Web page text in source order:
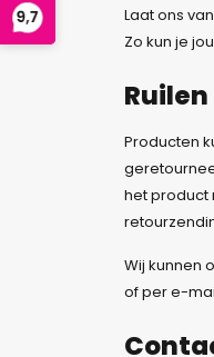
Laat ons
Zo kun je
Producten
het product
Wij kunnen
of per e-